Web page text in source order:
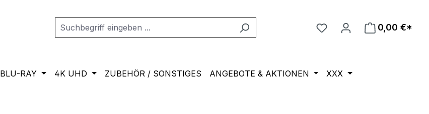
0,00 €*
BLU-RAY 4K UHD ZUBEHÖR / SONSTIGES ANGEBOTE & AKTIONEN XXX